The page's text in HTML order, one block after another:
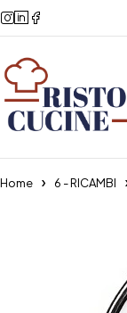
Home 6 - RICAMBI